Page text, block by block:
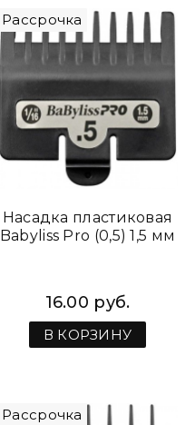
Рассрочка
Насадка пластиковая
Babyliss Pro (0,5) 1,5 мм
16.00 руб.
В КОРЗИНУ
Рассрочка